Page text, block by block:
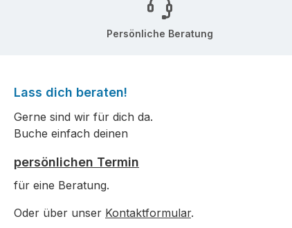
Persönliche Beratung
Lass dich beraten!
Gerne sind wir für dich da.
Buche einfach deinen
persönlichen Termin
für eine Beratung.
Oder über unser Kontaktformular.